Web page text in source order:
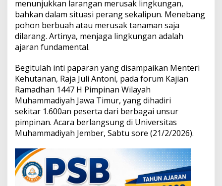
e
k
h
l
i
a
h
a
n
menunjukkan larangan merusak lingkungan,
bahkan dalam situasi perang sekalipun. Menebang
pohon berbuah atau merusak tanaman saja
dilarang. Artinya, menjaga lingkungan adalah
ajaran fundamental.
Begitulah inti paparan yang disampaikan Menteri
Kehutanan, Raja Juli Antoni, pada forum Kajian
Ramadhan 1447 H Pimpinan Wilayah
Muhammadiyah Jawa Timur, yang dihadiri
sekitar 1.600an peserta dari berbagai unsur
pimpinan. Acara berlangsung di Universitas
Muhammadiyah Jember, Sabtu sore (21/2/2026).